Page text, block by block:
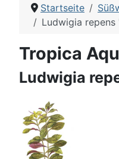
Startseite
Ludwigia repens
Tropica
Ludwigia